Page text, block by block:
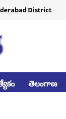
District
తెలంగాణ